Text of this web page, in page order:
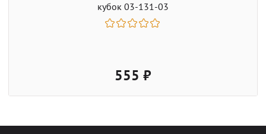
кубок 03-131-03
555 ₽